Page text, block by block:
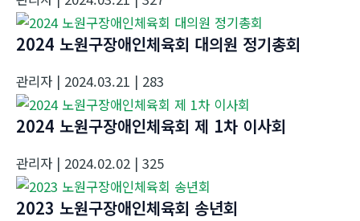
2024 노원구장애인체육회 대의원 정기총회
관리자 | 2024.03.21 | 283
2024 노원구장애인체육회 제 1차 이사회
관리자 | 2024.02.02 | 325
2023 노원구장애인체육회 송년회